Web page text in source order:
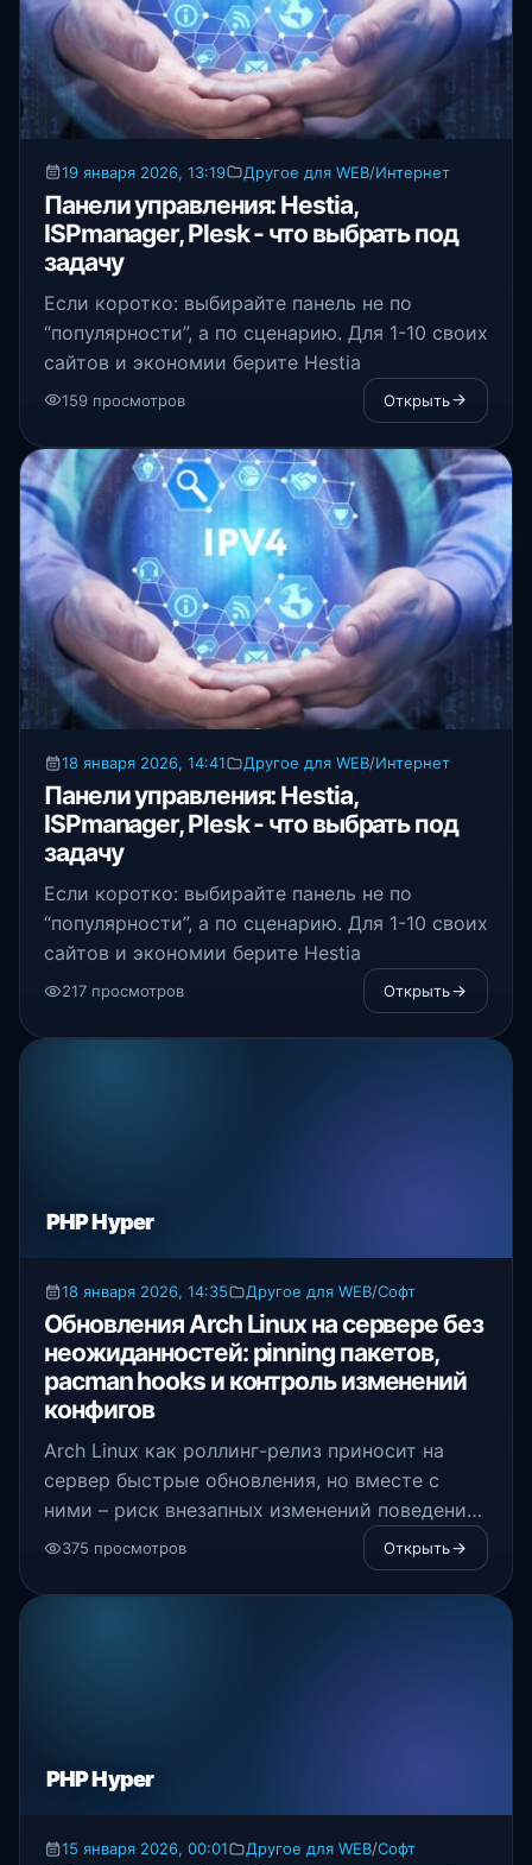
19 января 2026, 13:19 Другое для WEB/Интернет
Панели управления: Hestia,
ISPmanager, Plesk - что выбрать под
задачу
Если коротко: выбирайте панель не по
“популярности”, а по сценарию. Для 1-10 своих
сайтов и экономии берите Hestia
159 просмотров Открыть
18 января 2026, 14:41 Другое для WEB/Интернет
Панели управления: Hestia,
ISPmanager, Plesk - что выбрать под
задачу
Если коротко: выбирайте панель не по
“популярности”, а по сценарию. Для 1-10 своих
сайтов и экономии берите Hestia
217 просмотров Открыть
PHP Hyper
18 января 2026, 14:35 Другое для WEB/Софт
Обновления Arch Linux на сервере без
неожиданностей: pinning пакетов,
pacman hooks и контроль изменений
конфигов
Arch Linux как роллинг-релиз приносит на
сервер быстрые обновления, но вместе с
ними – риск внезапных изменений поведения
сервисов
375 просмотров Открыть
PHP Hyper
15 января 2026, 00:01 Другое для WEB/Софт